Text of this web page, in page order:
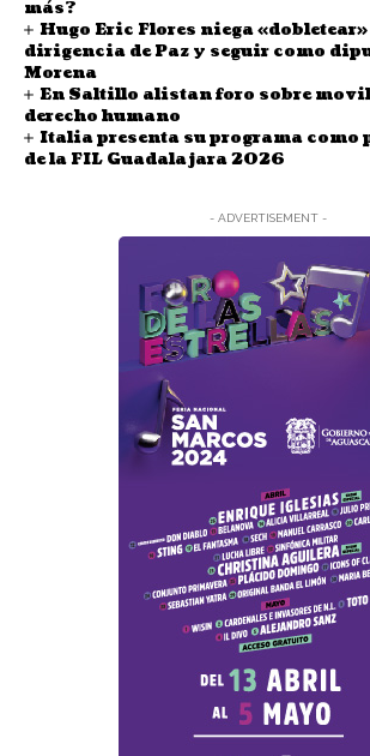
más?
Hugo Eric Flores niega
dirigencia de Paz y seguir como
Morena
En Saltillo alistan foro sobre
derecho humano
Italia presenta su programa
de la FIL Guadalajara 2026
- ADVERTISEMENT -